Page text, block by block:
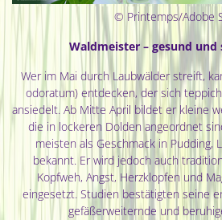
© Printemps/Adobe
Waldmeister – gesund
Wer im Mai durch Laubwälder streift,
odoratum) entdecken, der sich
ansiedelt. Ab Mitte April bildet er kleine
die in lockeren Dolden angeordnet
meisten als Geschmack in Pudding,
bekannt. Er wird jedoch auch
Kopfweh, Angst, Herzklopfen und
eingesetzt. Studien bestätigten seine
gefäßerweiternde und